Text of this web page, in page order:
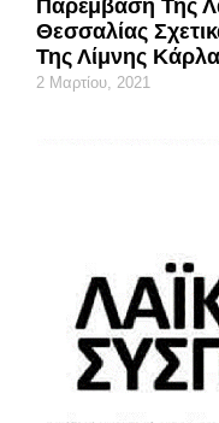
Παρέμβαση Της
Θεσσαλίας
Της Λίμνης
2 Μαρτίου, 2021